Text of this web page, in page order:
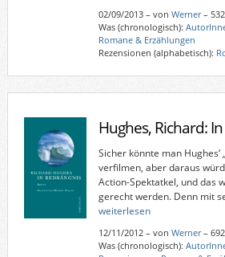
02/09/2013– von Werner–
Was (chronologisch):
Romane & Erzählungen
Rezensionen (alphabetisch):
Hughes, Richard:
Sicher könnte man Hughes‘
verfilmen, aber daraus
Action-Spektatkel, und das
gerecht werden. Denn mit
weiterlesen
12/11/2012– von Werner–
Was (chronologisch):